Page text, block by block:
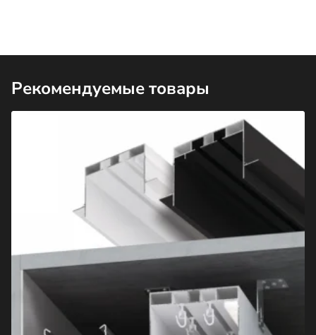
Рекомендуемые товары